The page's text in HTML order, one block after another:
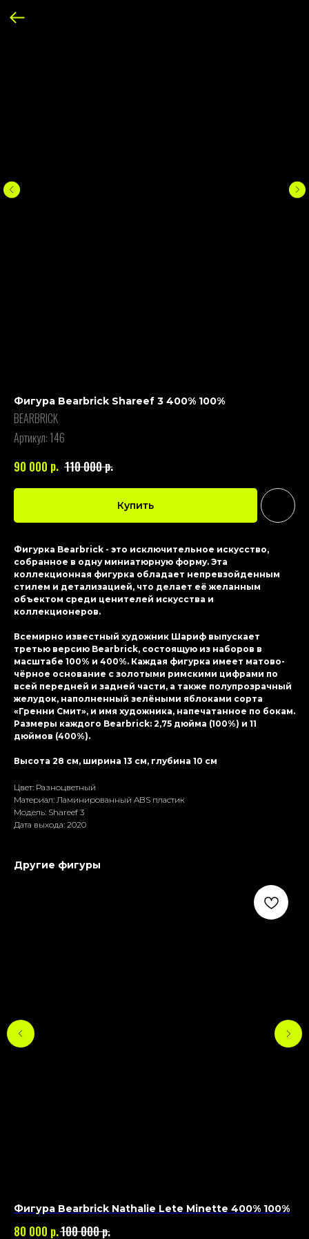
Фигура Bearbrick Shareef 3 400% 100%
BEARBRICK
Артикул: 146
90 000 р. 110 000р.
Купить
Фигурка Bearbrick - это исключительное искусство,
собранное в одну миниатюрную форму. Эта
коллекционная фигурка обладает непревзойденным
стилем и детализацией, что делает её желанным
объектом среди ценителей искусства и
коллекционеров.
Всемирно известный художник Шариф выпускает
третью версию Bearbrick, состоящую из наборов в
масштабе 100% и 400%. Каждая фигурка имеет матово-
чёрное основание с золотыми римскими цифрами по
всей передней и задней части, а также полупрозрачный
желудок, наполненный зелёными яблоками сорта
«Гренни Смит», и имя художника, напечатанное по бокам.
Размеры каждого Bearbrick: 2,75 дюйма (100%) и 11
дюймов (400%).
Высота 28 см, ширина 13 см, глубина 10 см
Цвет: Разноцветный
Материал: Ламиниpoванный ABS пластик
Модель: Shareef 3
Дата выхода: 2020
Другие фигуры
Фигура Bearbrick Nathalie Lete Minette 400% 100%
80 000 р.100 000р.